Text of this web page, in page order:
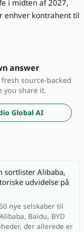
i midten af 2027,
enhver kontrahent til
answer
source-backed
you share it.
Global AI
sortlister Alibaba,
udvidelse på
nye selskaber til
Baidu, BYD
der allerede er